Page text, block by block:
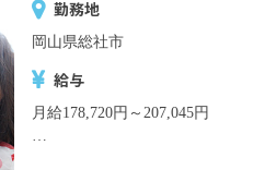
勤務地
岡山県総社市
給与
月給178,720円～207,045円